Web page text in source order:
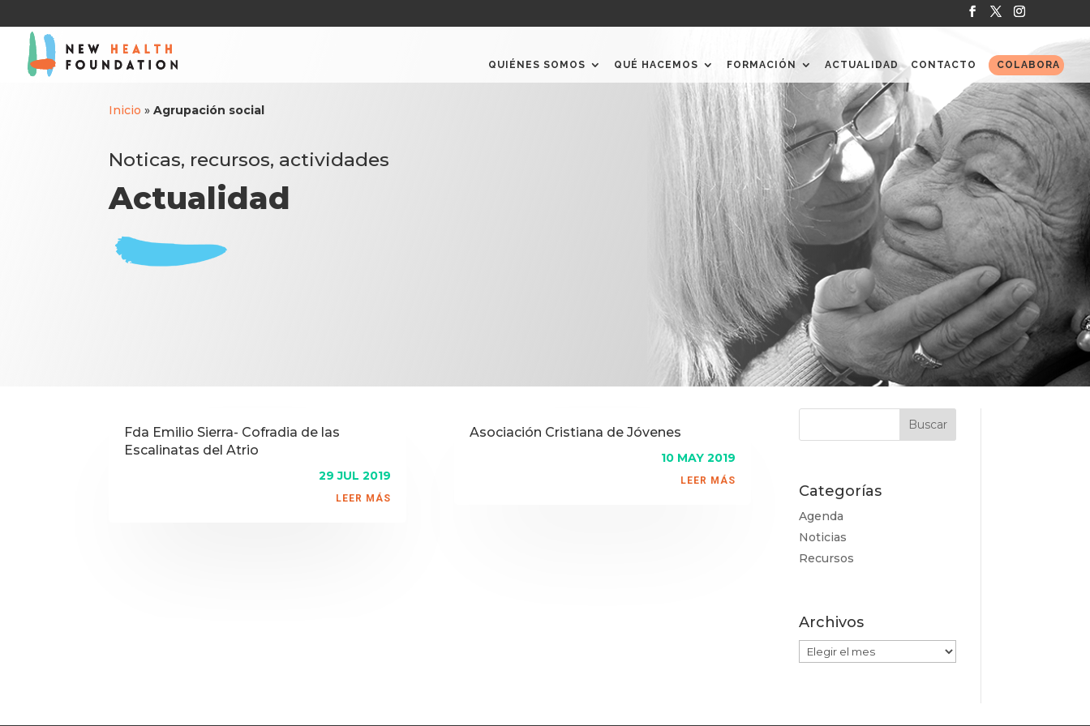
QUIÉNES SOMOS QUÉ HACEMOS FORMACIÓN ACTUALIDAD CONTACTO COLABORA
Inicio »Agrupación social
Noticas, recursos, actividades
Actualidad
Fda Emilio Sierra- Cofradia de las
Escalinatas del Atrio
29 JUL 2019
LEER MÁS
Asociación Cristiana de Jóvenes
10 MAY 2019
LEER MÁS
Categorías
Agenda
Noticias
Recursos
Archivos
Archivos